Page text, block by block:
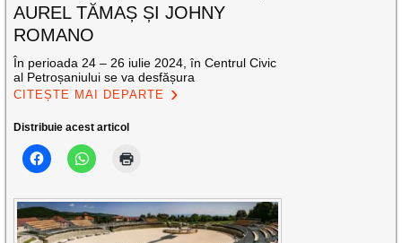
AUREL TĂMAȘ ȘI JOHNY
ROMANO
În perioada 24 – 26 iulie 2024, în Centrul Civic
al Petroșaniului se va desfășura
CITEȘTE MAI DEPARTE
Distribuie acest articol